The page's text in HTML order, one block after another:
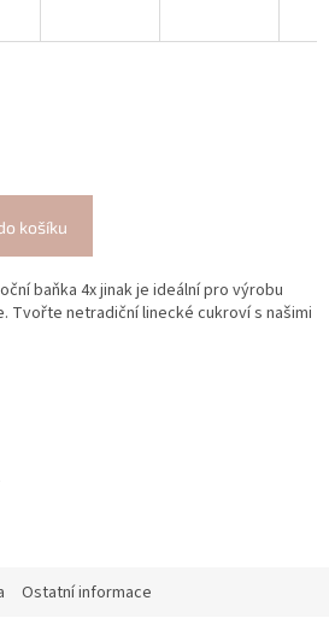
košíku
baňka 4x jinak je ideální pro výrobu
Tvořte netradiční linecké cukroví s našimi
Ostatní informace